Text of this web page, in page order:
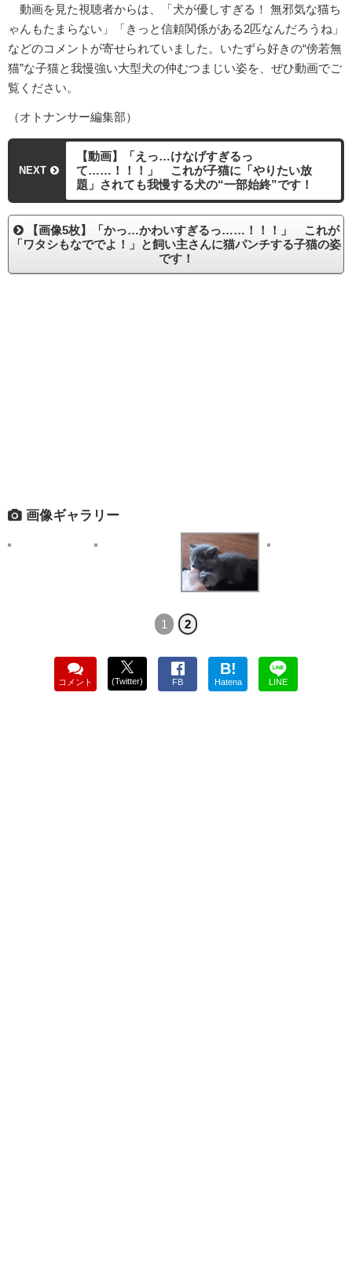
動画を見た視聴者からは、「犬が優しすぎる！ 無邪気な猫ち
ゃんもたまらない」「きっと信頼関係がある2匹なんだろうね」
などのコメントが寄せられていました。いたずら好きの“傍若無
猫”な子猫と我慢強い大型犬の仲むつまじい姿を、ぜひ動画でご
覧ください。
（オトナンサー編集部）
NEXT
【動画】「えっ…けなげすぎるっ
て……！！！」 これが子猫に「やりたい放
題」されても我慢する犬の“一部始終”です！
【画像5枚】「かっ…かわいすぎるっ……！！！」 これが
「ワタシもなででよ！」と飼い主さんに猫パンチする子猫の姿
です！
画像ギャラリー
1 2
コメント (Twitter) FB
B!
Hatena LINE